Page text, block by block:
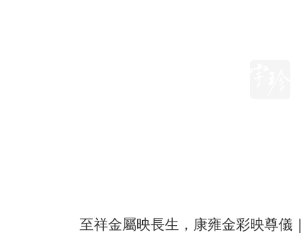
至祥金屬映長生，康雍金彩映尊儀